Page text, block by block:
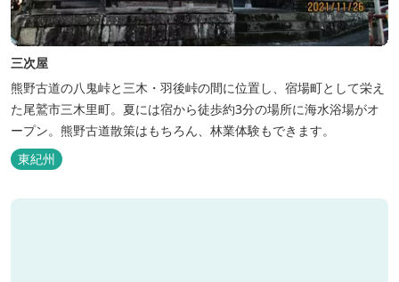
三次屋
熊野古道の八鬼峠と三木・羽後峠の間に位置し、宿場町として栄え
た尾鷲市三木里町。夏には宿から徒歩約3分の場所に海水浴場がオ
ープン。熊野古道散策はもちろん、林業体験もできます。
東紀州